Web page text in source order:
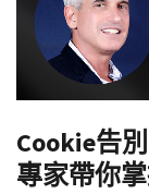
Cookie告
專家帶你